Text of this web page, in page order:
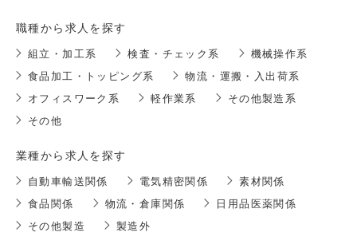
職種から求人を探す
組立・加工系 検査・チェック系
機械操作系
食品加工・トッピング系
物流・運搬・入出荷系
オフィスワーク系
軽作業系
その他製造系
その他
業種から求人を探す
自動車輸送関係 電気精密関係
素材関係
食品関係
物流・倉庫関係
日用品医薬関係
その他製造
製造外